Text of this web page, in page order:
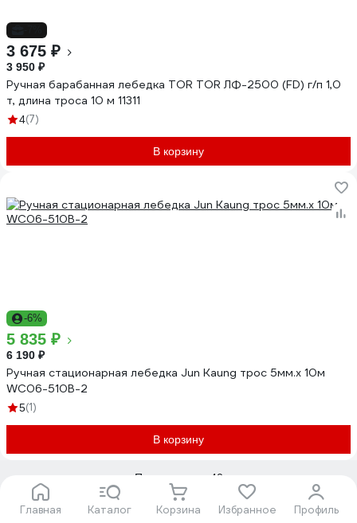
Главная Каталог Корзина Избранное Профиль
3 675 ₽
3 950 ₽
Ручная барабанная лебедка TOR TOR ЛФ-2500 (FD) г/п 1,0
т, длина троса 10 м 11311
4(7)
В корзину
-6%
5 835 ₽
6 190 ₽
Ручная стационарная лебедка Jun Kaung трос 5мм.x 10м
WC06-510B-2
5(1)
В корзину
Показать еще 40
1 3 4 5 6